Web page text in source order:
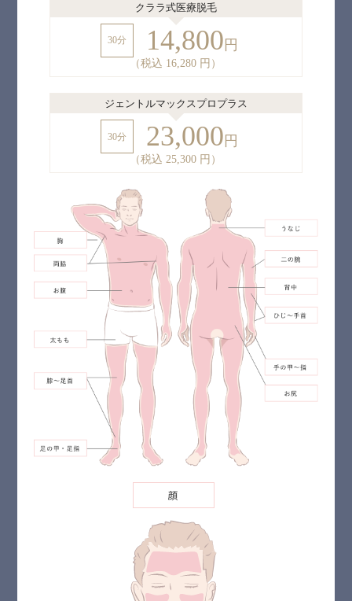
クララ式医療脱毛
30分 14,800 円
（税込 16,280 円）
ジェントルマックスプロプラス
30分 23,000 円
（税込 25,300 円）